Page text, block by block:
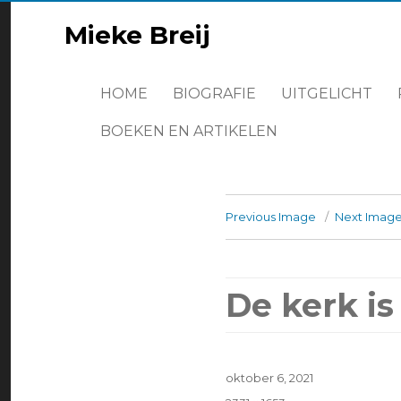
Mieke Breij
HOME BIOGRAFIE UITGELICHT
BOEKEN EN ARTIKELEN
Previous Image Next Image
De kerk
Posted
oktober 6, 2021